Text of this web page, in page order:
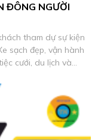
ĐÔNG NGƯỜI
tham dự sự kiện
sạch đẹp, vận hành
cưới, du lịch và